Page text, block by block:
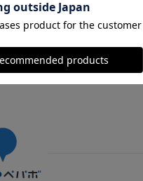
用情報 メディアキット
All rights reserved.